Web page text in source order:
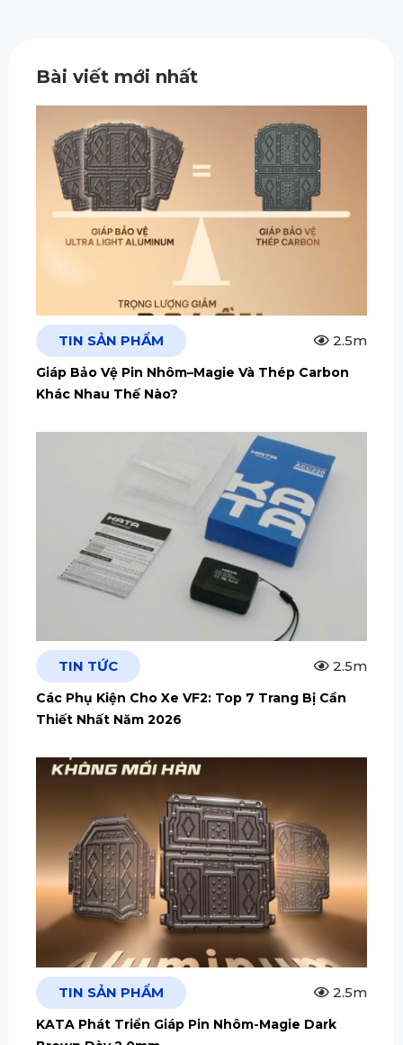
Bài viết mới nhất
TIN SẢN PHẨM 2.5m
Giáp Bảo Vệ Pin Nhôm–Magie Và Thép Carbon
Khác Nhau Thế Nào?
TIN TỨC 2.5m
Các Phụ Kiện Cho Xe VF2: Top 7 Trang Bị Cần
Thiết Nhất Năm 2026
TIN SẢN PHẨM 2.5m
KATA Phát Triển Giáp Pin Nhôm-Magie Dark